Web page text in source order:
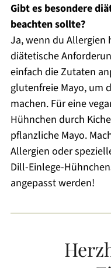
Gibt es besondere
beachten sollte?
Ja, wenn du Allergien
diätetische
einfach die Zutaten
glutenfreie Mayo, um
machen. Für eine
Hühnchen durch
pflanzliche Mayo.
Allergien oder
Dill-Einlege-
angepasst werden!